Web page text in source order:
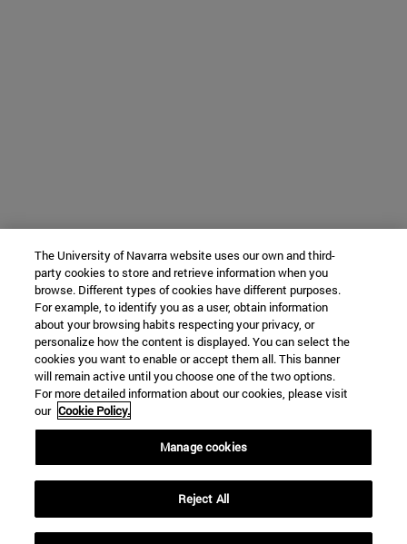
The University of Navarra website uses our own and third-
party cookies to store and retrieve information when you
browse. Different types of cookies have different purposes.
For example, to identify you as a user, obtain information
about your browsing habits respecting your privacy, or
personalize how the content is displayed. You can select the
cookies you want to enable or accept them all. This banner
will remain active until you choose one of the two options.
For more detailed information about our cookies, please visit
our Cookie Policy.
Manage cookies
Reject All